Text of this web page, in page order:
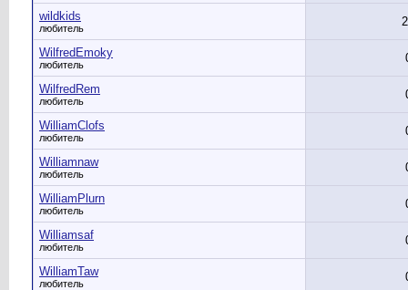
wildkids
любитель
WilfredEmoky
любитель
WilfredRem
любитель
WilliamClofs
любитель
Williamnaw
любитель
WilliamPlurn
любитель
Williamsaf
любитель
WilliamTaw
любитель